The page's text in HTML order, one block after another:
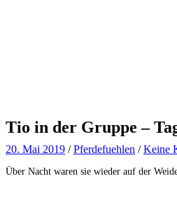
Tio in der Gruppe –
20. Mai 2019 /Pferdefuehlen /Keine
Über Nacht waren sie wieder auf der